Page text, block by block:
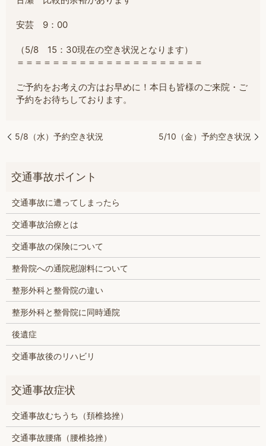
安芸 9：00
（5/8 15：30現在の空き状況となります）
＝＝＝＝＝＝＝＝＝＝＝＝＝＝＝＝＝＝＝＝＝
ご予約をお考えの方はお早めに！本日も皆様のご来院・ご
予約をお待ちしております。
5/8（水）予約空き状況 5/10（金）予約空き状況
交通事故に遭ってしまったら
交通事故治療とは
交通事故の保険について
整骨院への通院慰謝料について
整形外科と整骨院の違い
整形外科と整骨院に同時通院
後遺症
交通事故後のリハビリ
交通事故むちうち（頚椎捻挫）
交通事故腰痛（腰椎捻挫）